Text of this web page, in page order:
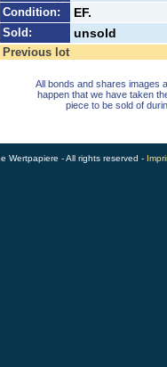
Condition: EF.
Sold: unsold
Previous lot
All bonds and shares images
happen that we have taken
piece to be sold of
Wertpapiere - All rights reserved -